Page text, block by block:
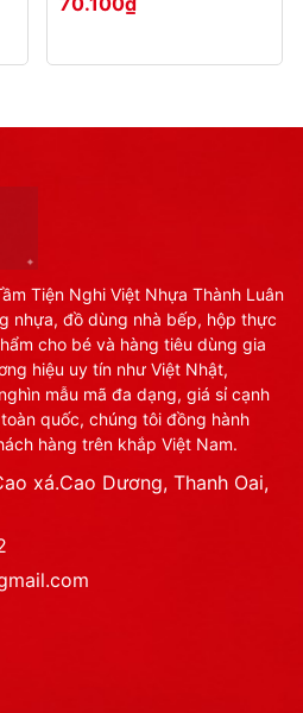
Tiện Nghi Việt Nhựa Thành Luân
nhựa, đồ dùng nhà bếp, hộp thực
cho bé và hàng tiêu dùng gia
hiệu uy tín như Việt Nhật,
mẫu mã đa dạng, giá sỉ cạnh
quốc, chúng tôi đồng hành
hàng trên khắp Việt Nam.
xá.Cao Dương, Thanh Oai,